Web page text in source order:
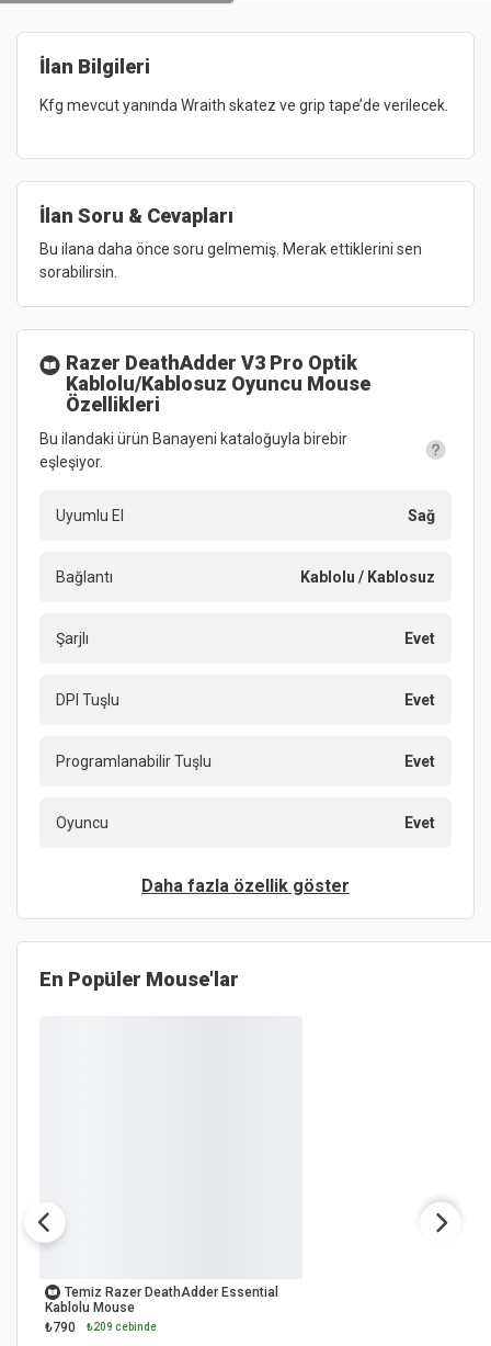
İlan Bilgileri
Kfg mevcut yanında Wraith skatez ve grip tape’de verilecek.
İlan Soru & Cevapları
Bu ilana daha önce soru gelmemiş. Merak ettiklerini sen
sorabilirsin.
Razer DeathAdder V3 Pro Optik
Kablolu/Kablosuz Oyuncu Mouse
Özellikleri
Bu ilandaki ürün Banayeni kataloğuyla birebir
eşleşiyor.
Uyumlu El Sağ
Bağlantı Kablolu / Kablosuz
Şarjlı Evet
DPI Tuşlu Evet
Programlanabilir Tuşlu Evet
Oyuncu Evet
Daha fazla özellik göster
En Popüler Mouse'lar
Temiz Razer DeathAdder Essential
Kablolu Mouse
₺790
₺209 cebinde